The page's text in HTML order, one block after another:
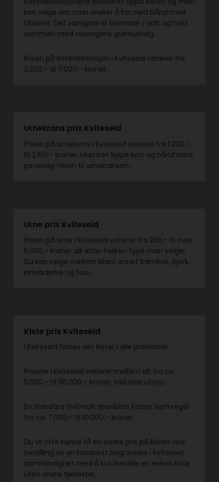
kan velge om man ønsker å ha med bånd med
hilsener. Det vanligste er blomster i rødt og hvitt
sammen med sesongens grøntutvalg.
Prisen på kistedekorasjon i Kviteseid varierer fra
2.200,– til 7.000,– kroner.
Urnekrans pris Kviteseid
Prisen på urnekrans i Kviteseid varierer fra 1.200,–
til 2.150,– kroner. Man kan kjøpe kort og bånd med
personlig hilsen til urnekransen.
Urne pris Kviteseid
Prisen på urne i Kviteseid varierer fra 250,– til over
5.000,– kroner alt etter hvilken type man velger.
Du kan velge mellom blant annet bambus, bjørk,
kirsebærtre og furu.
Kiste pris Kviteseid
i Kviteseid finnes det kister i alle prisklasser.
Prisene i Kviteseid varierer mellom alt fra ca.
5.000,– til 60.000,– kroner, inklusive utstyr.
En standard hvitmalt sponkiste koster som regel
fra ca. 7.000,– til 10.000,– kroner.
Du vil ofte kunne få en bedre pris på kisten ved
bestilling av en komplett begravelse i Kviteseid,
sammenlignet med å kun bestille en enkelt kiste
uten andre tjenester.